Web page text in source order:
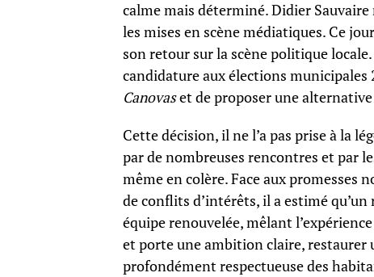
calme mais déterminé. Didier
les mises en scène médiatiques. Ce
son retour sur la scène politique
candidature aux élections municipales
Canovaset de proposer une alternative
Cette décision, il ne l’a pas prise à la
par de nombreuses rencontres et par
même en colère. Face aux promesses
de conflits d’intérêts, il a estimé
équipe renouvelée, mêlant
et porte une ambition claire, restaurer
profondément respectueuse des